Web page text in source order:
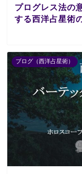
プログレス法の
する西洋占星術
ブログ（西洋占星術）